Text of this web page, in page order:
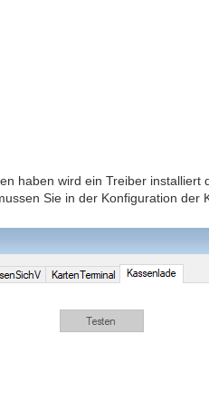
haben wird ein Treiber installiert
Sie in der Konfiguration der